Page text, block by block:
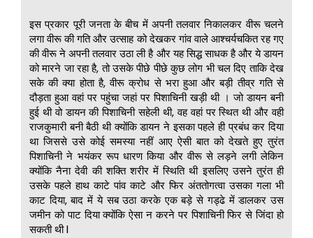
इस प्रकार पूरी जनता के बीच में अपनी तलवार निकालकर वीरू चलने
लगा वीरू की गति और उत्साह को देखकर गांव वाले आश्चर्यचकित रह गए
की वीरू ने अपनी तलवार उठा ली है और यह सिद्ध साधक है और ये डायन
को मारने जा रहा है, तो उसके पीछे पीछे कुछ लोग भी चल दिए ताकि देख
सके की क्या होता है, वीरू क्रोध से भरा हुआ और बड़ी तीव्र गति से
दौड़ता हुआ वहां पर पहुंचा जहां पर पिशाचिनी खड़ी थी । जो डायन बनी
हुई थी वो डायन की पिशाचिनी सहेली थी, वह वहां पर स्थित थी और वही
राजकुमारी बनी बैठी थी क्योंकि डायन ने इसका पहले ही प्रबंध कर दिया
था जिससे उसे कोई समस्या नहीं आए ऐसी बात को देखते हुए तुरंत
पिशाचिनी ने भयंकर रूप धारण किया और वीरू से लड़ने लगी लेकिन
क्योंकि नैना देवी की शक्ति शरीर में स्थिति थी इसलिए उसने तुरंत ही
उसके पहले हाथ काटे पांव काटे और फिर अंततोगत्वा उसका गला भी
काट दिया, बाद में ये सब उठा करके एक बड़े से गड्ढे में डालकर उस
जमीन को पाट दिया क्योंकि ऐसा न करने पर पिशाचिनी फिर से जिंदा हो
सकती थी l